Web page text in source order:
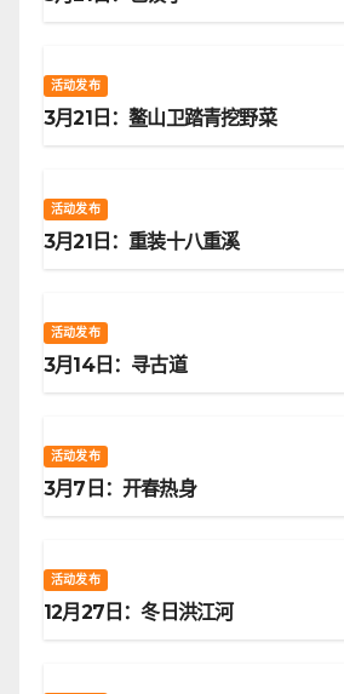
活动发布
3月21日：鳌山卫踏青挖野菜
活动发布
3月21日：重装十八重溪
活动发布
3月14日：寻古道
活动发布
3月7日：开春热身
活动发布
12月27日：冬日洪江河